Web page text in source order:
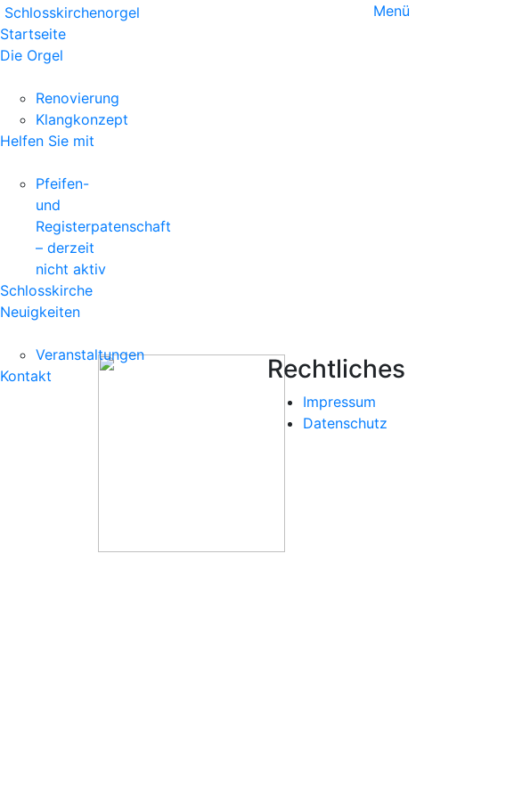
Menü
Startseite
Die Orgel
Renovierung
Klangkonzept
Helfen Sie mit
Pfeifen-
und
Registerpatenschaft
– derzeit
nicht aktiv
Schlosskirche
Neuigkeiten
Veranstaltungen
Kontakt
Rechtliches
Impressum
Datenschutz